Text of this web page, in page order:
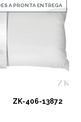
A PRONTA ENTREGA
ZK-406-13872